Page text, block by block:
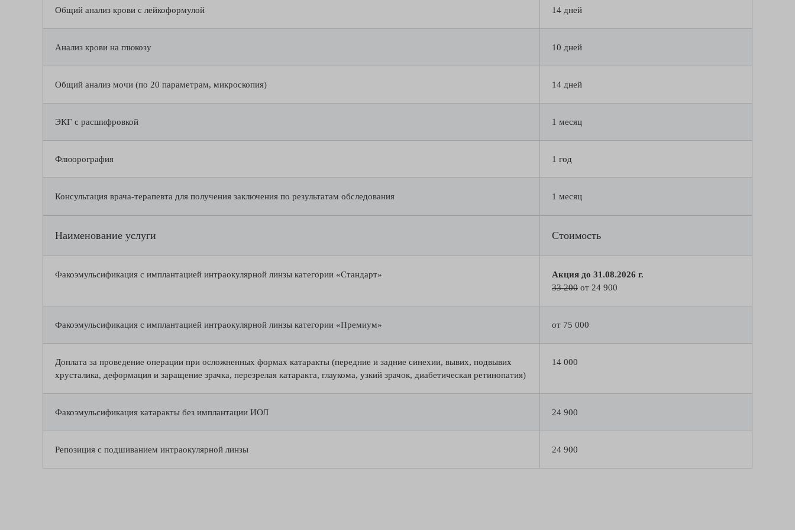
Общий анализ крови с лейкоформулой 14 дней
Анализ крови на глюкозу 10 дней
Общий анализ мочи (по 20 параметрам, микроскопия) 14 дней
ЭКГ с расшифровкой 1 месяц
Флюорография 1 год
Консультация врача-терапевта для получения заключения по результатам обследования 1 месяц
Наименование услуги Стоимость
Факоэмульсификация с имплантацией интраокулярной линзы категории «Стандарт»
Акция до 31.08.2026 г.
33 200 от 24 900
Факоэмульсификация с имплантацией интраокулярной линзы категории «Премиум» от 75 000
Доплата за проведение операции при осложненных формах катаракты (передние и задние синехии, вывих, подвывих
хрусталика, деформация и заращение зрачка, перезрелая катаракта, глаукома, узкий зрачок, диабетическая ретинопатия)
14 000
Факоэмульсификация катаракты без имплантации ИОЛ 24 900
Репозиция с подшиванием интраокулярной линзы 24 900